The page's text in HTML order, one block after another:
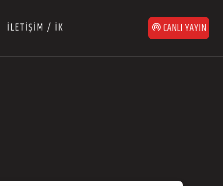
İLETİŞİM / İK CANLI YAYIN